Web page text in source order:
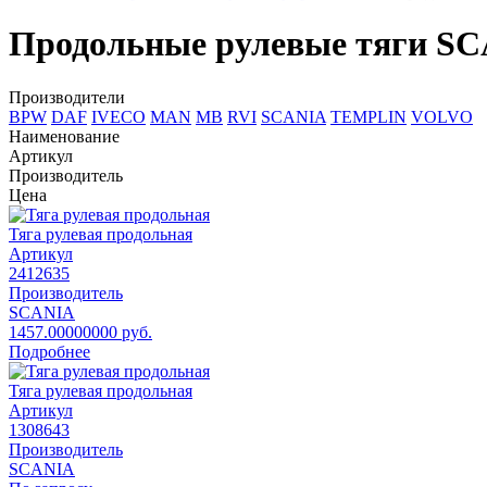
Продольные рулевые тяги
Производители
BPW DAF IVECO MAN MB RVI SCANIA TEMPLIN VOLVO
Наименование
Артикул
Производитель
Цена
Тяга рулевая продольная
Артикул
2412635
Производитель
SCANIA
1457.00000000 руб.
Подробнее
Тяга рулевая продольная
Артикул
1308643
Производитель
SCANIA